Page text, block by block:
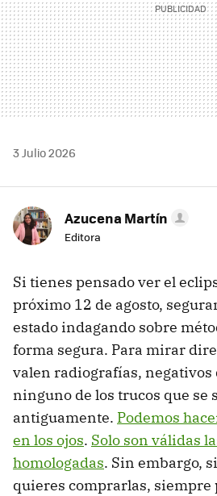
3 Julio 2026
Azucena Martín
Editora
Si tienes pensado ver el
próximo 12 de agosto,
estado indagando sobre
forma segura. Para mirar
valen radiografías, negativos
ninguno de los trucos que se
antiguamente. Podemos
en los ojos. Solo son válidas
homologadas. Sin embargo,
quieres comprarlas, siempre